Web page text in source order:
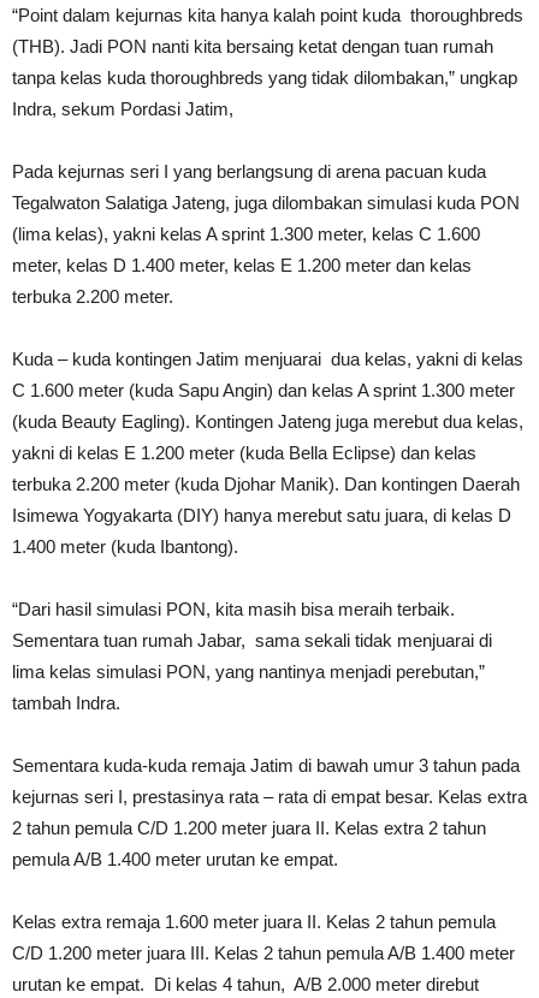
“Point dalam kejurnas kita hanya kalah point kuda thoroughbreds
(THB). Jadi PON nanti kita bersaing ketat dengan tuan rumah
tanpa kelas kuda thoroughbreds yang tidak dilombakan,” ungkap
Indra, sekum Pordasi Jatim,
Pada kejurnas seri I yang berlangsung di arena pacuan kuda
Tegalwaton Salatiga Jateng, juga dilombakan simulasi kuda PON
(lima kelas), yakni kelas A sprint 1.300 meter, kelas C 1.600
meter, kelas D 1.400 meter, kelas E 1.200 meter dan kelas
terbuka 2.200 meter.
Kuda – kuda kontingen Jatim menjuarai dua kelas, yakni di kelas
C 1.600 meter (kuda Sapu Angin) dan kelas A sprint 1.300 meter
(kuda Beauty Eagling). Kontingen Jateng juga merebut dua kelas,
yakni di kelas E 1.200 meter (kuda Bella Eclipse) dan kelas
terbuka 2.200 meter (kuda Djohar Manik). Dan kontingen Daerah
Isimewa Yogyakarta (DIY) hanya merebut satu juara, di kelas D
1.400 meter (kuda Ibantong).
“Dari hasil simulasi PON, kita masih bisa meraih terbaik.
Sementara tuan rumah Jabar, sama sekali tidak menjuarai di
lima kelas simulasi PON, yang nantinya menjadi perebutan,”
tambah Indra.
Sementara kuda-kuda remaja Jatim di bawah umur 3 tahun pada
kejurnas seri I, prestasinya rata – rata di empat besar. Kelas extra
2 tahun pemula C/D 1.200 meter juara II. Kelas extra 2 tahun
pemula A/B 1.400 meter urutan ke empat.
Kelas extra remaja 1.600 meter juara II. Kelas 2 tahun pemula
C/D 1.200 meter juara III. Kelas 2 tahun pemula A/B 1.400 meter
urutan ke empat. Di kelas 4 tahun, A/B 2.000 meter direbut